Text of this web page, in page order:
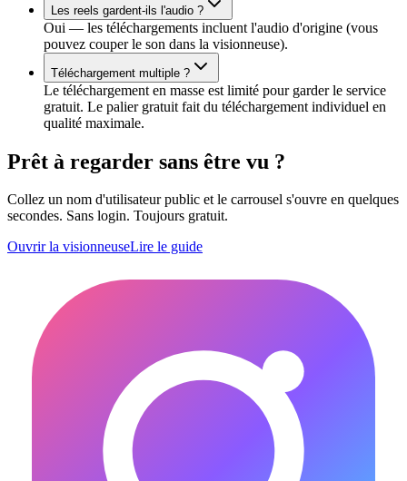
Les reels gardent-ils l'audio ?
Oui — les téléchargements incluent l'audio d'origine (vous
pouvez couper le son dans la visionneuse).
Téléchargement multiple ?
Le téléchargement en masse est limité pour garder le service
gratuit. Le palier gratuit fait du téléchargement individuel en
qualité maximale.
Prêt à regarder sans être vu ?
Collez un nom d'utilisateur public et le carrousel s'ouvre en quelques
secondes. Sans login. Toujours gratuit.
Ouvrir la visionneuseLire le guide